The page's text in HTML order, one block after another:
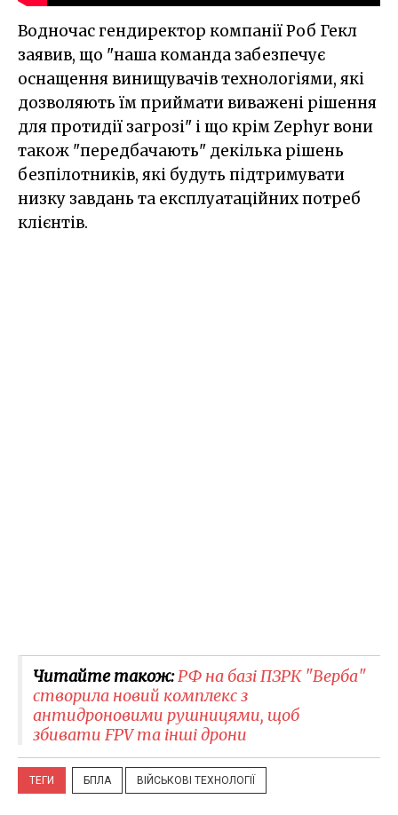
Водночас гендиректор компанії Роб Гекл
заявив, що "наша команда забезпечує
оснащення винищувачів технологіями, які
дозволяють їм приймати виважені рішення
для протидії загрозі" і що крім Zephyr вони
також "передбачають" декілька рішень
безпілотників, які будуть підтримувати
низку завдань та експлуатаційних потреб
клієнтів.
Читайте також:РФ на базі ПЗРК "Верба"
створила новий комплекс з
антидроновими рушницями, щоб
збивати FPV та інші дрони
ТЕГИ БПЛА ВІЙСЬКОВІ ТЕХНОЛОГІЇ